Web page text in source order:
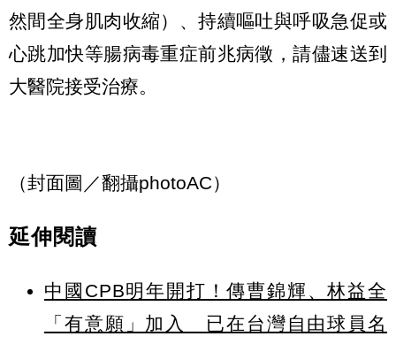
然間全身肌肉收縮）、持續嘔吐與呼吸急促或
心跳加快等腸病毒重症前兆病徵，請儘速送到
大醫院接受治療。
（封面圖／翻攝photoAC）
延伸閱讀
中國CPB明年開打！傳曹錦輝、林益全
「有意願」加入 已在台灣自由球員名